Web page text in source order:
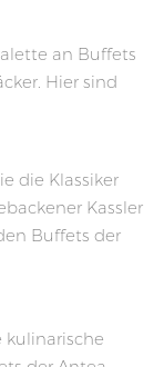
an Buffets
Hier sind
die Klassiker
Kassler
Buffets der
kulinarische